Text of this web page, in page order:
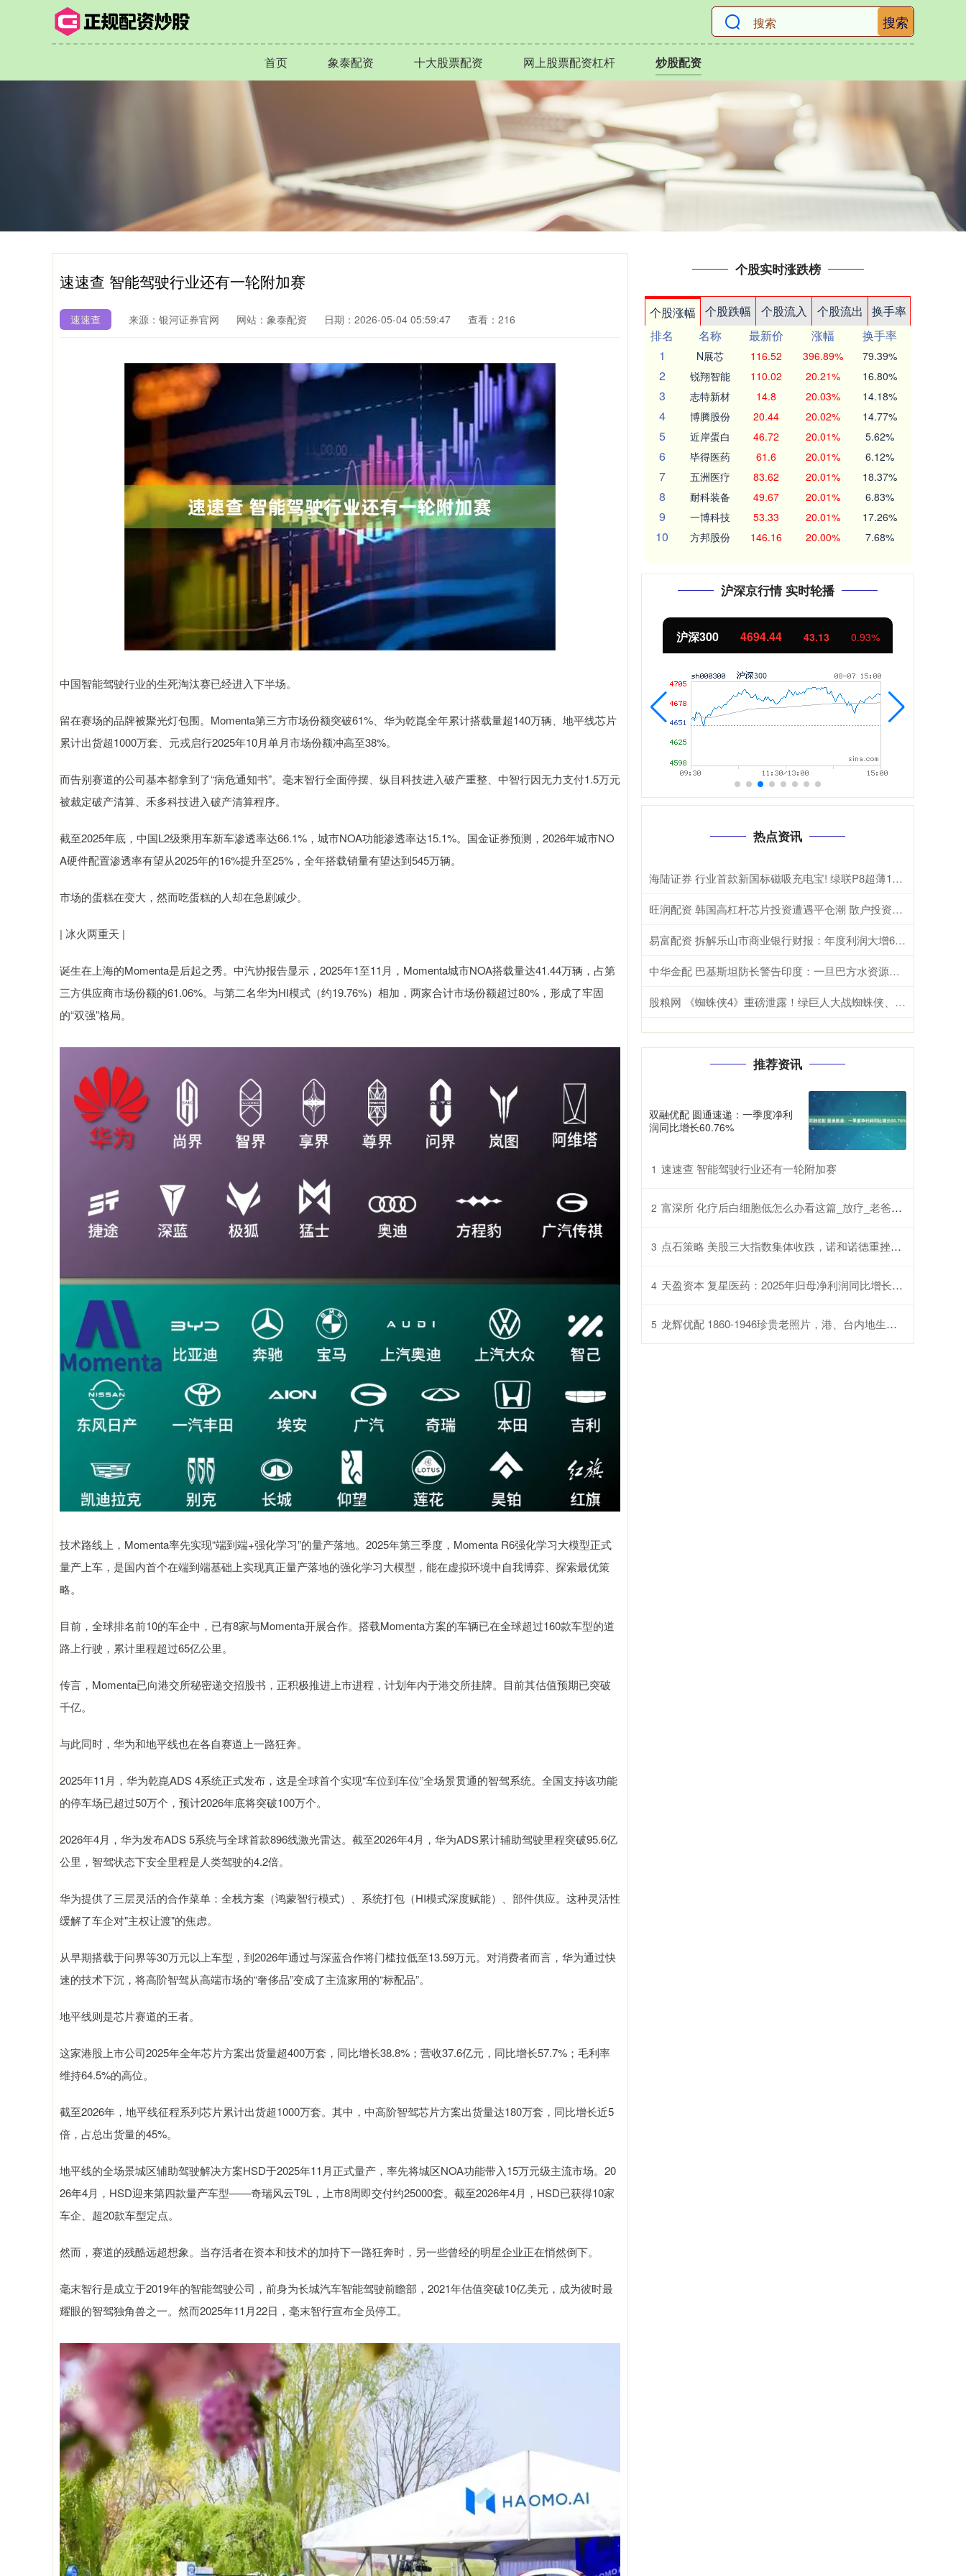
搜索
首页 象泰配资 十大股票配资 网上股票配资杠杆 炒股配资
速速查 智能驾驶行业还有一轮附加赛
速速查 来源：银河证券官网 网站：象泰配资 日期：2026-05-04 05:59:47 查看：216
中国智能驾驶行业的生死淘汰赛已经进入下半场。
留在赛场的品牌被聚光灯包围。Momenta第三方市场份额突破61%、华为乾崑全年累计搭载量超140万辆、地平线芯片
累计出货超1000万套、元戎启行2025年10月单月市场份额冲高至38%。
而告别赛道的公司基本都拿到了“病危通知书”。毫末智行全面停摆、纵目科技进入破产重整、中智行因无力支付1.5万元
被裁定破产清算、禾多科技进入破产清算程序。
截至2025年底，中国L2级乘用车新车渗透率达66.1%，城市NOA功能渗透率达15.1%。国金证券预测，2026年城市NO
A硬件配置渗透率有望从2025年的16%提升至25%，全年搭载销量有望达到545万辆。
市场的蛋糕在变大，然而吃蛋糕的人却在急剧减少。
| 冰火两重天 |
诞生在上海的Momenta是后起之秀。中汽协报告显示，2025年1至11月，Momenta城市NOA搭载量达41.44万辆，占第
三方供应商市场份额的61.06%。与第二名华为HI模式（约19.76%）相加，两家合计市场份额超过80%，形成了牢固
的“双强”格局。
技术路线上，Momenta率先实现“端到端+强化学习”的量产落地。2025年第三季度，Momenta R6强化学习大模型正式
量产上车，是国内首个在端到端基础上实现真正量产落地的强化学习大模型，能在虚拟环境中自我博弈、探索最优策
略。
目前，全球排名前10的车企中，已有8家与Momenta开展合作。搭载Momenta方案的车辆已在全球超过160款车型的道
路上行驶，累计里程超过65亿公里。
传言，Momenta已向港交所秘密递交招股书，正积极推进上市进程，计划年内于港交所挂牌。目前其估值预期已突破
千亿。
与此同时，华为和地平线也在各自赛道上一路狂奔。
2025年11月，华为乾崑ADS 4系统正式发布，这是全球首个实现“车位到车位”全场景贯通的智驾系统。全国支持该功能
的停车场已超过50万个，预计2026年底将突破100万个。
2026年4月，华为发布ADS 5系统与全球首款896线激光雷达。截至2026年4月，华为ADS累计辅助驾驶里程突破95.6亿
公里，智驾状态下安全里程是人类驾驶的4.2倍。
华为提供了三层灵活的合作菜单：全栈方案（鸿蒙智行模式）、系统打包（HI模式深度赋能）、部件供应。这种灵活性
缓解了车企对"主权让渡"的焦虑。
从早期搭载于问界等30万元以上车型，到2026年通过与深蓝合作将门槛拉低至13.59万元。对消费者而言，华为通过快
速的技术下沉，将高阶智驾从高端市场的“奢侈品”变成了主流家用的“标配品”。
地平线则是芯片赛道的王者。
这家港股上市公司2025年全年芯片方案出货量超400万套，同比增长38.8%；营收37.6亿元，同比增长57.7%；毛利率
维持64.5%的高位。
截至2026年，地平线征程系列芯片累计出货超1000万套。其中，中高阶智驾芯片方案出货量达180万套，同比增长近5
倍，占总出货量的45%。
地平线的全场景城区辅助驾驶解决方案HSD于2025年11月正式量产，率先将城区NOA功能带入15万元级主流市场。20
26年4月，HSD迎来第四款量产车型——奇瑞风云T9L，上市8周即交付约25000套。截至2026年4月，HSD已获得10家
车企、超20款车型定点。
然而，赛道的残酷远超想象。当存活者在资本和技术的加持下一路狂奔时，另一些曾经的明星企业正在悄然倒下。
毫末智行是成立于2019年的智能驾驶公司，前身为长城汽车智能驾驶前瞻部，2021年估值突破10亿美元，成为彼时最
耀眼的智驾独角兽之一。然而2025年11月22日，毫末智行宣布全员停工。
个股实时涨跌榜
个股涨幅 个股跌幅 个股流入 个股流出
换手率
排名
名称 最新价 涨幅
换手率
1
N展芯 116.52 396.89% 79.39%
2 锐翔智能 110.02 20.21% 16.80%
3 志特新材 14.8 20.03% 14.18%
4 博腾股份 20.44 20.02% 14.77%
5 近岸蛋白 46.72 20.01% 5.62%
6 毕得医药 61.6 20.01% 6.12%
7 五洲医疗 83.62 20.01% 18.37%
8 耐科装备 49.67 20.01% 6.83%
9 一博科技 53.33 20.01% 17.26%
10 方邦股份 146.16 20.00% 7.68%
沪深京行情 实时轮播
上证指数 3940.04 1.02% 深证成指 14311.01 沪深300 4694.44 43.13 0.93%
热点资讯
海陆证券 行业首款新国标磁吸充电宝! 绿联P8超薄10000mAh磁吸移动电源开启预约
旺润配资 韩国高杠杆芯片投资遭遇平仓潮 散户投资者损失惨重
易富配资 拆解乐山市商业银行财报：年度利润大增68%，是否可持续？
中华金配 巴基斯坦防长警告印度：一旦巴方水资源安全受到威胁，肯定与印度开战
股粮网 《蜘蛛侠4》重磅泄露！绿巨人大战蜘蛛侠、梅姨回归
推荐资讯
双融优配 圆通速递：一季度净利
润同比增长60.76%
1 速速查 智能驾驶行业还有一轮附加赛
2 富深所 化疗后白细胞低怎么办看这篇_放疗_老爸_鲫鱼豆腐汤
3 点石策略 美股三大指数集体收跌，诺和诺德重挫超21%，国际油价涨超3%
4 天盈资本 复星医药：2025年归母净利润同比增长21.69%
5 龙辉优配 1860-1946珍贵老照片，港、台内地生活天差地别，地主豪绅太奢靡_普通百姓_时代_旧社会